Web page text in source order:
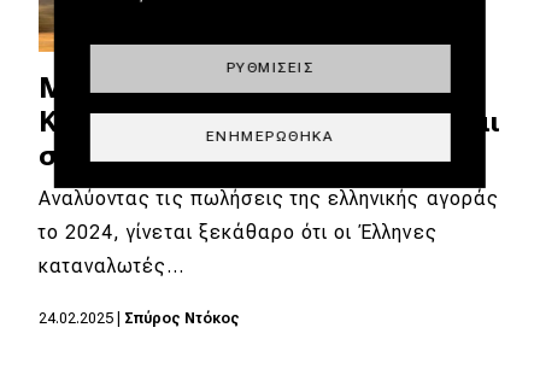
MG ZS Max Hybrid+ vs Hyundai
Kona Hybrid, ο διάβολος κρύβεται
στις λεπτομέρειες
Αναλύοντας τις πωλήσεις της ελληνικής αγοράς
το 2024, γίνεται ξεκάθαρο ότι οι Έλληνες
καταναλωτές…
24.02.2025 Σπύρος Ντόκος
ΡΥΘΜΊΣΕΙΣ
ΕΝΗΜΕΡΏΘΗΚΑ